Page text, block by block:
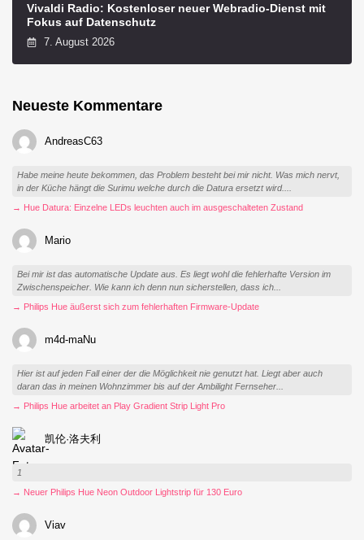
Vivaldi Radio: Kostenloser neuer Webradio-Dienst mit
Fokus auf Datenschutz
7. August 2026
Neueste Kommentare
AndreasC63
Habe meine heute bekommen, das Problem besteht bei mir nicht. Was mich nervt,
in der Küche hängt die Surimu welche durch die Datura ersetzt wird....
→ Hue Datura: Einzelne LEDs leuchten auch im ausgeschalteten Zustand
Mario
Bei mir ist das automatische Update aus. Es liegt wohl die fehlerhafte Version im
Zwischenspeicher. Wie kann ich denn nun sicherstellen, dass ich...
→ Philips Hue äußerst sich zum fehlerhaften Firmware-Update
m4d-maNu
Hier ist auf jeden Fall einer der die Möglichkeit nie genutzt hat. Liegt aber auch
daran das in meinen Wohnzimmer bis auf der Ambilight Fernseher...
→ Philips Hue arbeitet an Play Gradient Strip Light Pro
凯伦·洛夫利
1
→ Neuer Philips Hue Neon Outdoor Lightstrip für 130 Euro
Viav